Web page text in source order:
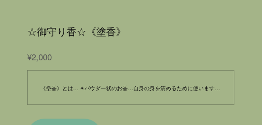
☆御守り香☆《塗香》
¥2,000
《塗香》とは… ✴︎パウダー状のお香…自身の身を清めるために使います。 心を清めたり、邪気を寄せ付けない！ そういった意味で塗香は仏教で取り入れられたと言われます。 ✴︎周囲のエネルギーを受けやすい方 ✴︎手軽に気分転換したい 毎日、沢山の人と接すると、様々なエネルギーを受けてしまいます。又、気持ちの切り替えや気分転換…リラックスしたい…。 そんな時に塗香がおすすめです。 使い方は《塗香》と一緒に送らせていただきます。 ご購入いただきました際には、お誕生日や願い事をお聞かせ下さい。ご希望に合わせた塗香を作成させていただきます。